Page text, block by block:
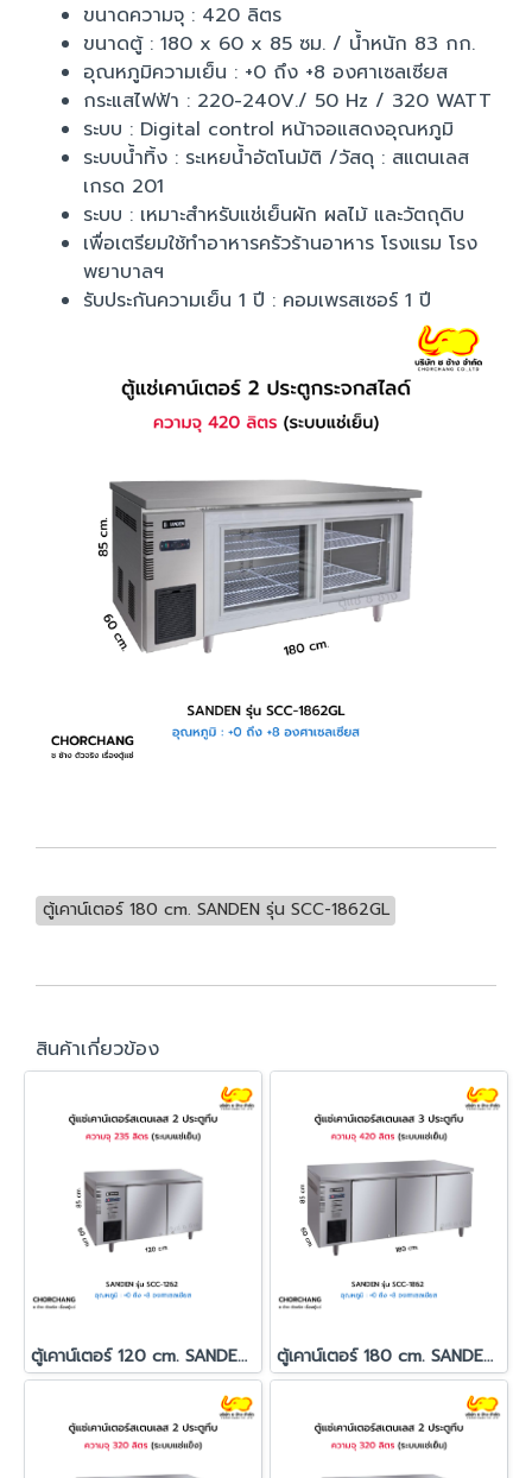
ขนาดความจุ : 420 ลิตร
ขนาดตู้ : 180 x 60 x 85 ซม. / น้ำหนัก 83 กก.
อุณหภูมิความเย็น : +0 ถึง +8 องศาเซลเซียส
กระแสไฟฟ้า : 220-240V./ 50 Hz / 320 WATT
ระบบ : Digital control หน้าจอแสดงอุณหภูมิ
ระบบน้ำทิ้ง : ระเหยน้ำอัตโนมัติ /วัสดุ : สแตนเลส
เกรด 201
ระบบ : เหมาะสำหรับแช่เย็นผัก ผลไม้ และวัตถุดิบ
เพื่อเตรียมใช้ทำอาหารครัวร้านอาหาร โรงแรม โรง
พยาบาลฯ
รับประกันความเย็น 1 ปี : คอมเพรสเซอร์ 1 ปี
ตู้เคาน์เตอร์ 180 cm. SANDEN รุ่น SCC-1862GL
สินค้าเกี่ยวข้อง
ตู้เคาน์เตอร์ 120 cm. SANDEN รุ่น SCC-1262 ตู้เคาน์เตอร์ 180 cm. SANDEN รุ่น SCC-1862